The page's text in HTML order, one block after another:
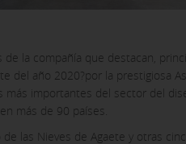
la compañía que destacan,
del año 2020?por la prestigiosa
más importantes del sector del
más de 90 países.
las Nieves de Agaete y otras